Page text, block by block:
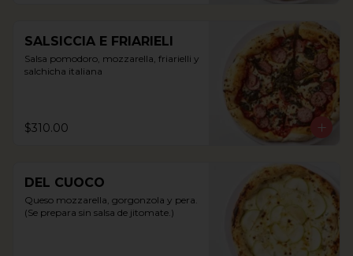
SALSICCIA E FRIARIELI
Salsa pomodoro, mozzarella, friarielli y
salchicha italiana
$310.00
DEL CUOCO
Queso mozzarella, gorgonzola y pera.
(Se prepara sin salsa de jitomate.)